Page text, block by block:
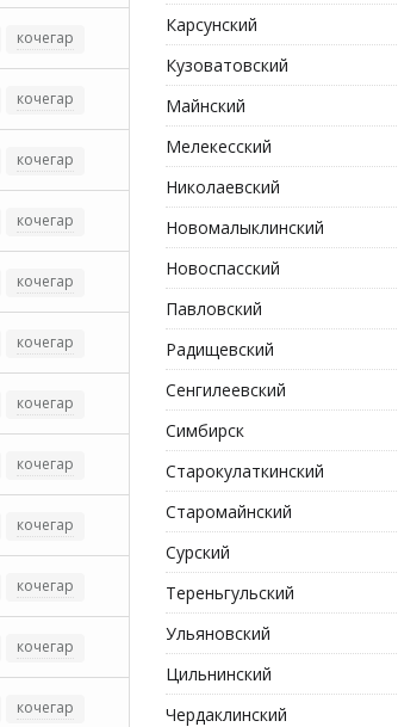
кочегар
кочегар
кочегар
кочегар
кочегар
кочегар
кочегар
кочегар
кочегар
кочегар
кочегар
кочегар
Карсунский
Кузоватовский
Майнский
Мелекесский
Николаевский
Новомалыклинский
Новоспасский
Павловский
Радищевский
Сенгилеевский
Симбирск
Старокулаткинский
Старомайнский
Сурский
Тереньгульский
Ульяновский
Цильнинский
Чердаклинский